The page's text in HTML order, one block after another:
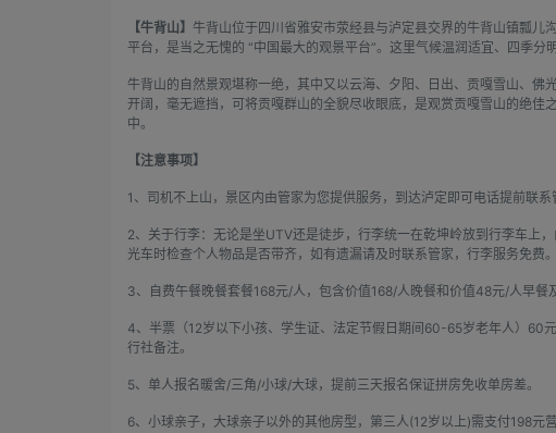
【牛背山】 牛背山位于四川省雅安市荥经县与泸定县交界的牛背山镇瓢
平台，是当之无愧的 “中国最大的观景平台”。这里气候温润适宜、四季
牛背山的自然景观堪称一绝，其中又以云海、夕阳、日出、贡嘎雪山、
开阔，毫无遮挡，可将贡嘎群山的全貌尽收眼底，是观赏贡嘎雪山的绝
中。
【注意事项】
1、司机不上山，景区内由管家为您提供服务，到达泸定即可电话提前联
2、关于行李：无论是坐UTV还是徒步，行李统一在乾坤岭放到行李车上
光车时检查个人物品是否带齐，如有遗漏请及时联系管家，行李服务免费。
3、自费午餐晚餐套餐168元/人，包含价值168/人晚餐和价值48元/人早餐
4、半票（12岁以下小孩、学生证、法定节假日期间60-65岁老年人）60
行社备注。
5、单人报名暖舍/三角/小球/大球，提前三天报名保证拼房免收单房差。
6、小球亲子，大球亲子以外的其他房型，第三人(12岁以上)需支付198元